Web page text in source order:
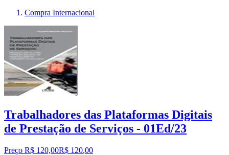
Compra Internacional
Trabalhadores das Plataformas Digitais
de Prestação de Serviços - 01Ed/23
Preço R$ 120,00R$ 120,00